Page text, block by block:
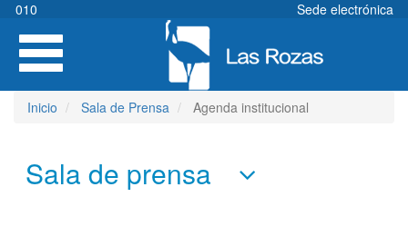
Pasar
contenido
principal
010
Sede electrónica
Toggle
navigation
Inicio Sala de Prensa Agenda institucional
Sala de prensa